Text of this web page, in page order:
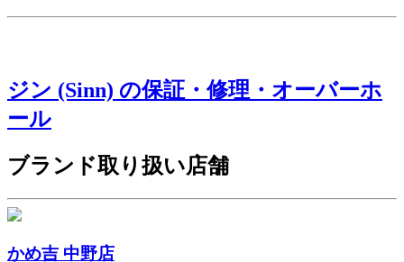
ジン (Sinn) の保証・修理・オーバーホ
ール
ブランド取り扱い店舗
かめ吉 中野店